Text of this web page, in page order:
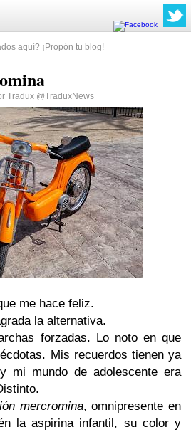
aquí? ¡Propón tu blog!
Tradux @TraduxNews
me hace feliz.
la alternativa.
forzadas. Lo noto en que
Mis recuerdos tienen ya
mi mundo de adolescente era
mercromina, omnipresente en
la aspirina infantil, su color y